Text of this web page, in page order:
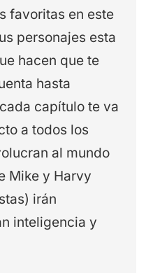
favoritas en este
personajes esta
hacen que te
hasta
capítulo te va
a todos los
al mundo
Mike y Harvy
irán
inteligencia y